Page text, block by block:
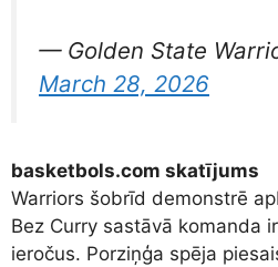
— Golden State
March 28, 2026
basketbols.com skatījums
Warriors šobrīd demonstrē
Bez Curry sastāvā komanda
ieročus. Porziņģa spēja